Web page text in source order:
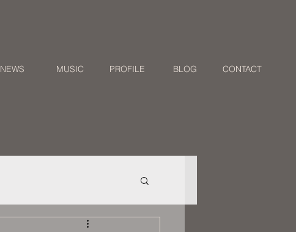
NEWS MUSIC PROFILE BLOG CONTACT